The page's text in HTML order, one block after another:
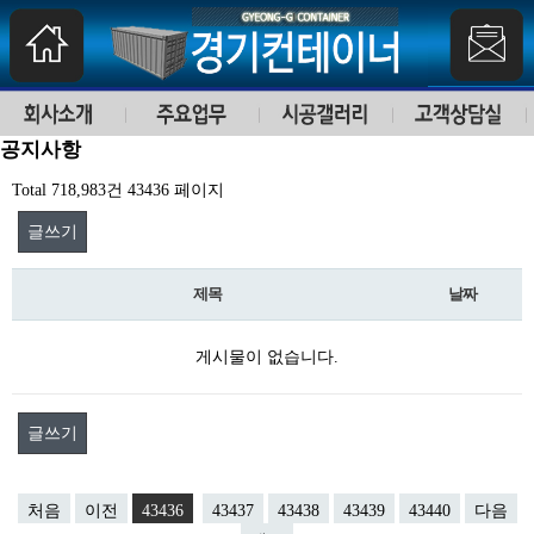
공지사항
Total 718,983건 43436 페이지
글쓰기
제목 날짜
게시물이 없습니다.
글쓰기
처음 이전 43436 43437 43438 43439 43440
다음